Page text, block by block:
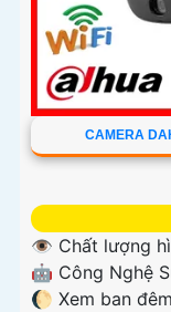
CAMERA
👁 Chất lượng
🤖️ Công Nghệ
🌔 Xem ban